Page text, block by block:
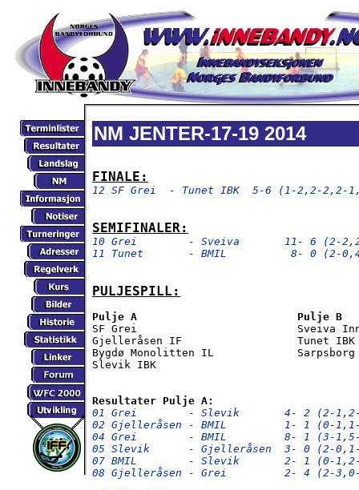
NM JENTER-17-19 2014
FINALE:
12 SF Grei  - Tunet IBK  5-6 (1-2,2-2,2-
SEMIFINALER:
10 Grei        - Sveiva       11- 6 (2-
11 Tunet       - BMIL          8- 0 (2-
PULJESPILL:
Pulje A                         Pulje B
SF Grei                         Sveiva
Gjelleråsen IF                  Tunet IBK
Bygdø Monolitten IL             Sarpsborg
Slevik IBK
Resultater Pulje A:
01 Grei        - Slevik       4- 2 (2-
02 Gjelleråsen - BMIL         1- 1 (0-
04 Grei        - BMIL         8- 1 (3-
05 Slevik      - Gjelleråsen  3- 0 (2-
07 BMIL        - Slevik       2- 1 (0-
08 Gjelleråsen - Grei         2- 4 (2-